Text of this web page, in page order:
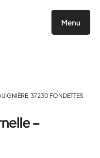
Menu
37230 FONDETTES
–